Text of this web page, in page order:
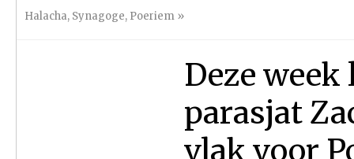
Halacha, Synagoge, Poeriem »
Deze
parasjat
vlak voor